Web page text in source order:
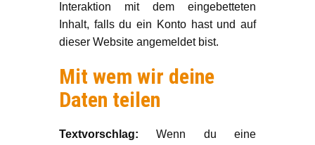
Interaktion mit dem eingebetteten
Inhalt, falls du ein Konto hast und auf
dieser Website angemeldet bist.
Mit wem wir deine
Daten teilen
Textvorschlag:Wenn du eine